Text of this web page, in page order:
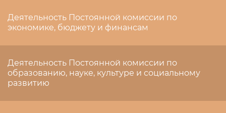
Деятельность Постоянной комиссии по
экономике, бюджету и финансам
Деятельность Постоянной комиссии по
образованию, науке, культуре и социальному
развитию